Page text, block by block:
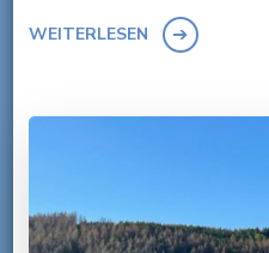
WEITERLESEN